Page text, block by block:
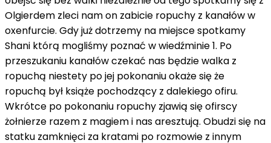
Olgierdem zleci nam on zabicie ropuchy z kanałów w
oxenfurcie. Gdy już dotrzemy na miejsce spotkamy
Shani którą mogliśmy poznać w wiedźminie 1. Po
przeszukaniu kanałów czekać nas będzie walka z
ropuchą niestety po jej pokonaniu okaże się że
ropuchą był książe pochodzący z dalekiego ofiru.
Wkrótce po pokonaniu ropuchy zjawią się ofirscy
żołnierze razem z magiem i nas aresztują. Obudzi się na
statku zamknięci za kratami po rozmowie z innym